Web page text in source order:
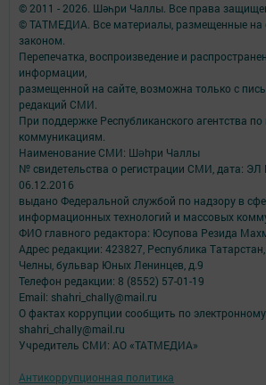
© 2011 - 2026. Шәһри Чаллы. Все права
© ТАТМЕДИА. Все материалы, размещенные на
законом.
Перепечатка, воспроизведение и
информации,
размещенной на сайте, возможна только с
редакций СМИ.
При поддержке Республиканского агентства
коммуникациям.
Наименование СМИ: Шəhри Чаллы
№ свидетельства о регистрации СМИ, дата:
06.12.2016
выдано Федеральной службой по надзору в
информационных технологий и массовых
ФИО главного редактора: Юсупова Резида
Адрес редакции: 423827, Республика
Челны, бульвар Юных Ленинцев, д.9
Телефон редакции: 8 (8552) 57-01-19
Email: shahri_chally@mail.ru
О фактах коррупции сообщить по электронному
shahri_chally@mail.ru
Учредитель СМИ: АО «ТАТМЕДИА»
Антикоррупционная политика